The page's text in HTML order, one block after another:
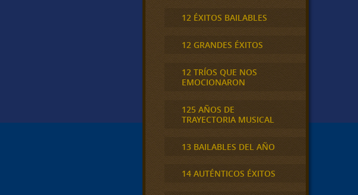
12 ÉXITOS BAILABLES
12 GRANDES ÉXITOS
12 TRÍOS QUE NOS
EMOCIONARON
125 AÑOS DE
TRAYECTORIA MUSICAL
13 BAILABLES DEL AÑO
14 AUTÉNTICOS ÉXITOS